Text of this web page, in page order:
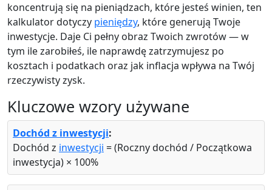
koncentrują się na pieniądzach, które jesteś winien, ten
kalkulator dotyczy pieniędzy, które generują Twoje
inwestycje. Daje Ci pełny obraz Twoich zwrotów — w
tym ile zarobiłeś, ile naprawdę zatrzymujesz po
kosztach i podatkach oraz jak inflacja wpływa na Twój
rzeczywisty zysk.
Kluczowe wzory używane
Dochód z inwestycji:
Dochód z inwestycji = (Roczny dochód / Początkowa
inwestycja) × 100%